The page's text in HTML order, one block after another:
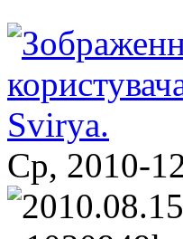
Ср, 2010-